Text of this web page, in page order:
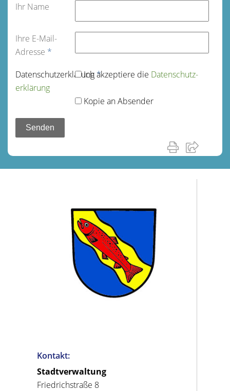
Ihr Name
Ihre E-Mail-
Adresse *
Datenschutz­erklärung*
Ich akzeptiere die Datenschutz­
erklärung
Kopie an Absender
Kontakt:
Stadtverwaltung
Friedrichstraße 8